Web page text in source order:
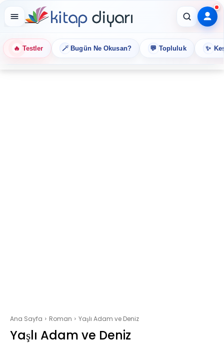
🔥 Testler 🪄 Bugün Ne Okusan? 💬 Topluluk ✨
Ana Sayfa Roman Yaşlı Adam ve Deniz
Yaşlı Adam ve Deniz